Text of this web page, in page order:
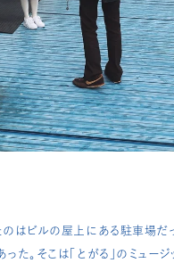
のはビルの屋上にある駐車場だ
た。そこは「とがる」のミュー